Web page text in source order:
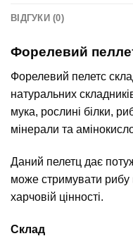
ВІДГУКИ (0)
Форелевий
Форелевий пелетс
натуральних
мука, рослині білки,
мінерали та
Даний пелетц дає
може стримувати рибу
харчовій цінності.
Склад